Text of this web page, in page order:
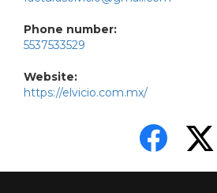
Phone number:
5537533529
Website:
https://elvicio.com.mx/